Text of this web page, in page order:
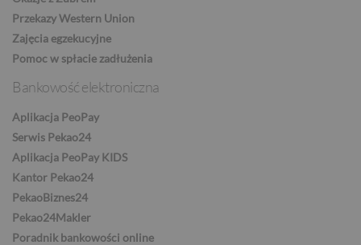
Przekazy Western Union
Zajęcia egzekucyjne
Pomoc w spłacie zadłużenia
Bankowość elektroniczna
Aplikacja PeoPay
Serwis Pekao24
Aplikacja PeoPay KIDS
Kantor Pekao24
PekaoBiznes24
Pekao24Makler
Poradnik bankowości online